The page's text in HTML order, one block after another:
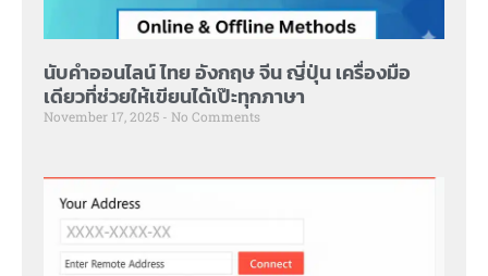
นับคำออนไลน์ ไทย อังกฤษ จีน ญี่ปุ่น เครื่องมือ
เดียวที่ช่วยให้เขียนได้เป๊ะทุกภาษา
November 17, 2025 No Comments